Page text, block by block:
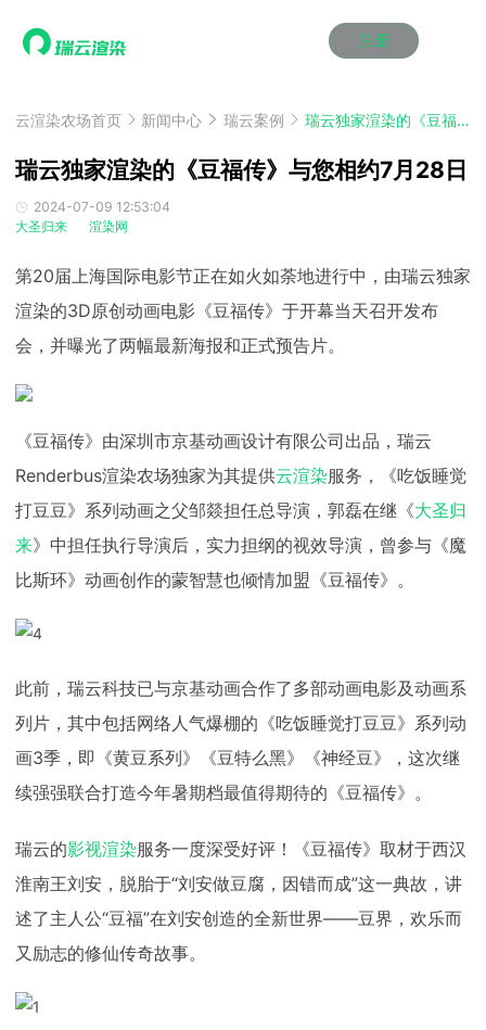
注册
效果图渲染
云制作
云渲染管理系统
瑞兔百宝箱
AI视频插帧
效果图渲染
云制作
云渲染管理系统
瑞兔百宝箱
AI视频插帧
效果图渲染
云制作
云渲染管理系统
瑞兔百宝箱
AI视频插帧
效果图渲染
云制作
云渲染管理系统
瑞兔百宝箱
AI视频插帧
效果图渲染
云制作
云渲染管理系统
瑞兔百宝箱
AI视频插帧
效果图渲染
云制作
云渲染管理系统
瑞兔百宝箱
AI视频插帧
解决方案
3ds Max云渲染方案
Cinema 4D云渲染方案
Blender 云渲染方案
Maya AI渲染方案
3ds Max云渲染方案
Cinema 4D云渲染方案
Blender 云渲染方案
Maya AI渲染方案
3ds Max云渲染方案
Cinema 4D云渲染方案
Blender 云渲染方案
Maya AI渲染方案
3ds Max云渲染方案
Cinema 4D云渲染方案
Blender 云渲染方案
Maya AI渲染方案
3ds Max云渲染方案
Cinema 4D云渲染方案
Blender 云渲染方案
Maya AI渲染方案
3ds Max云渲染方案
Cinema 4D云渲染方案
Blender 云渲染方案
Maya AI渲染方案
动画价格
效果图价格
云制作价格
动画价格
效果图价格
云制作价格
动画价格
效果图价格
云制作价格
动画价格
效果图价格
云制作价格
动画价格
效果图价格
云制作价格
动画价格
效果图价格
云制作价格
案例
资讯&赛事
新闻资讯
泛CG交流会
新闻资讯
泛CG交流会
新闻资讯
泛CG交流会
新闻资讯
泛CG交流会
新闻资讯
泛CG交流会
新闻资讯
泛CG交流会
青云平台
教育优惠
青云平台
教育优惠
青云平台
教育优惠
青云平台
教育优惠
青云平台
教育优惠
青云平台
教育优惠
关于我们
下载动画客户端
效果图客户端
动画客户端
效果图客户端
动画客户端
效果图客户端
动画客户端
效果图客户端
动画客户端
效果图客户端
动画客户端
效果图客户端
云渲染农场首页 新闻中心 瑞云案例 瑞云独家渲染的《豆福传》与您相约7月28日
瑞云独家渲染的《豆福传》与您相约7月28日
2024-07-09 12:53:04
大圣归来
渲染网
第20届上海国际电影节正在如火如荼地进行中，由瑞云独家
渲染的3D原创动画电影《豆福传》于开幕当天召开发布
会，并曝光了两幅最新海报和正式预告片。
《豆福传》由深圳市京基动画设计有限公司出品，瑞云
Renderbus渲染农场独家为其提供云渲染服务，《吃饭睡觉
打豆豆》系列动画之父邹燚担任总导演，郭磊在继《大圣归
来》中担任执行导演后，实力担纲的视效导演，曾参与《魔
比斯环》动画创作的蒙智慧也倾情加盟《豆福传》。
此前，瑞云科技已与京基动画合作了多部动画电影及动画系
列片，其中包括网络人气爆棚的《吃饭睡觉打豆豆》系列动
画3季，即《黄豆系列》《豆特么黑》《神经豆》，这次继
续强强联合打造今年暑期档最值得期待的《豆福传》。
瑞云的影视渲染服务一度深受好评！《豆福传》取材于西汉
淮南王刘安，脱胎于“刘安做豆腐，因错而成”这一典故，讲
述了主人公“豆福”在刘安创造的全新世界——豆界，欢乐而
又励志的修仙传奇故事。